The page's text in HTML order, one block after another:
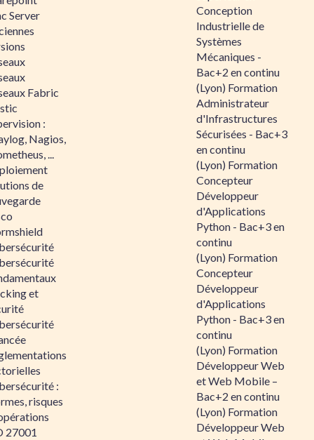
Server
Fabric
:
Nagios,
...
de
et
:
risques
27001
Conception
Industrielle de
Systèmes
Mécaniques -
Bac+2 en continu
(Lyon) Formation
Administrateur
d'Infrastructures
Sécurisées - Bac+3
en continu
(Lyon) Formation
Concepteur
Développeur
d'Applications
Python - Bac+3 en
continu
(Lyon) Formation
Concepteur
Développeur
d'Applications
Python - Bac+3 en
continu
(Lyon) Formation
Développeur Web
et Web Mobile –
Bac+2 en continu
(Lyon) Formation
Développeur Web